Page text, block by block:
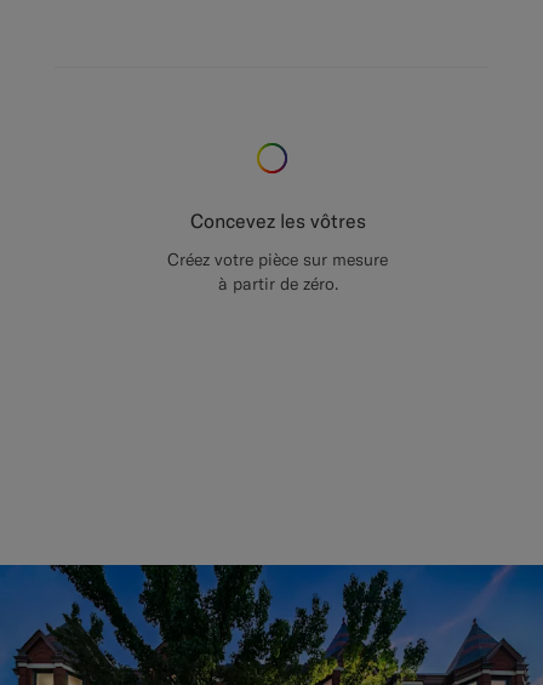
Concevez les vôtres
Créez votre pièce sur mesure
à partir de zéro.